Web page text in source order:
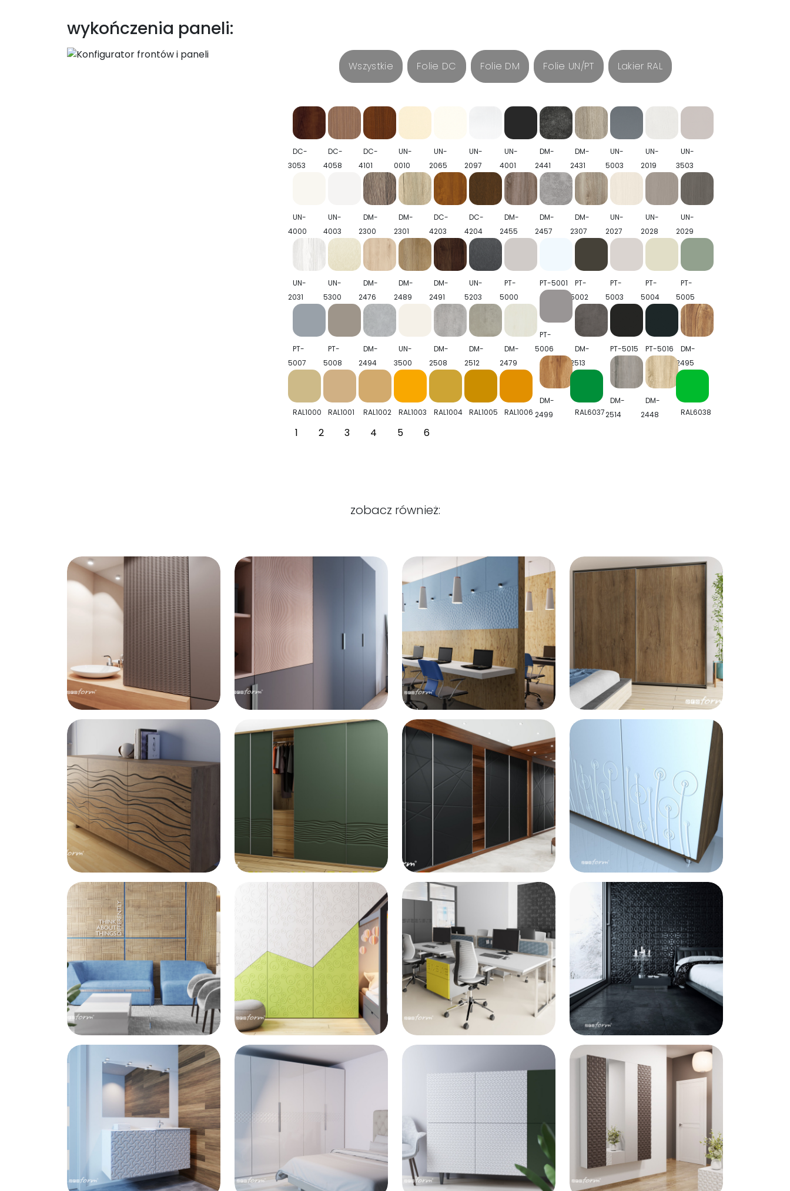
wykończenia paneli:
Wszystkie Folie DC Folie DM Folie UN/PT Lakier RAL
DC-
3053
DC-
4058
DC-
4101
UN-
0010
UN-
2065
UN-
2097
UN-
4001
DM-
2441
DM-
2431
UN-
5003
UN-
2019
UN-
3503
UN-
4000
UN-
4003
DM-
2300
DM-
2301
DC-
4203
DC-
4204
DM-
2455
DM-
2457
DM-
2307
UN-
2027
UN-
2028
UN-
2029
UN-
2031
UN-
5300
DM-
2476
DM-
2489
DM-
2491
UN-
5203
PT-
5000
PT-5001
PT-
5002
PT-
5003
PT-
5004
PT-
5005
PT-
5006
PT-
5007
PT-
5008
DM-
2494
UN-
3500
DM-
2508
DM-
2512
DM-
2479
DM-
2513
PT-5015 PT-5016
DM-
2495
DM-
2499
DM-
2514
DM-
2448
RAL1000 RAL1001 RAL1002 RAL1003 RAL1004 RAL1005 RAL1006 RAL6037 RAL6038
1 2 3 4 5 6
zobacz również: